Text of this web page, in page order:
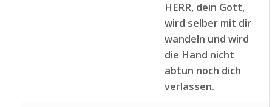
HERR, dein Gott,
wird selber mit dir
wandeln und wird
die Hand nicht
abtun noch dich
verlassen.